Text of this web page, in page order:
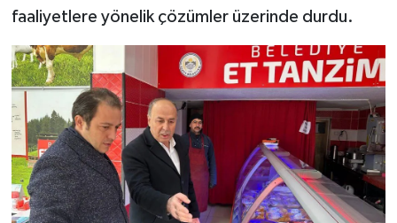
faaliyetlere yönelik çözümler üzerinde durdu.